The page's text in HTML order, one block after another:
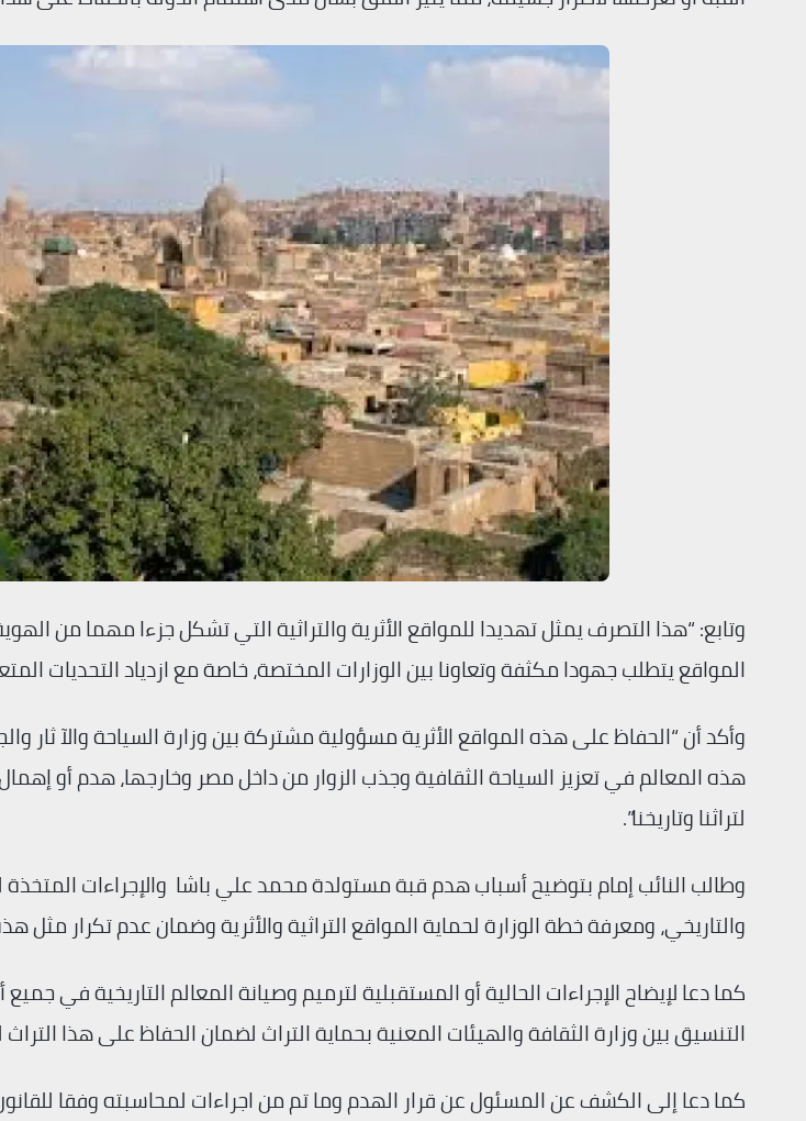
وتابع: “هذا التصرف يمثل تهديدا للمواقع الأثرية والتراثية التي تشكل جزءا مهما من
المواقع يتطلب جهودا مكثفة وتعاونا بين الوزارات المختصة، خاصة مع ازدياد التحديات
وأكد أن “الحفاظ على هذه المواقع الأثرية مسؤولية مشتركة بين وزارة السياحة والآ ثار
هذه المعالم في تعزيز السياحة الثقافية وجذب الزوار من داخل مصر وخارجها، هدم أو
لتراثنا وتاريخنا”.
وطالب النائب إمام بتوضيح أسباب هدم قبة مستولدة محمد علي باشا والإجراءات المتخذة
والتاريخي، ومعرفة خطة الوزارة لحماية المواقع التراثية والأثرية وضمان عدم تكرار مثل
كما دعا لإيضاح الإجراءات الحالية أو المستقبلية لترميم وصيانة المعالم التاريخية في
التنسيق بين وزارة الثقافة والهيئات المعنية بحماية التراث لضمان الحفاظ على هذا التراث
كما دعا إلى الكشف عن المسئول عن قرار الهدم وما تم من اجراءات لمحاسبته وفقا